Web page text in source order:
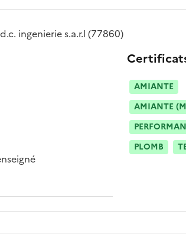
d.c. ingenierie s.a.r.l (77860)
AMIANTE
AMIANTE
PLOMB